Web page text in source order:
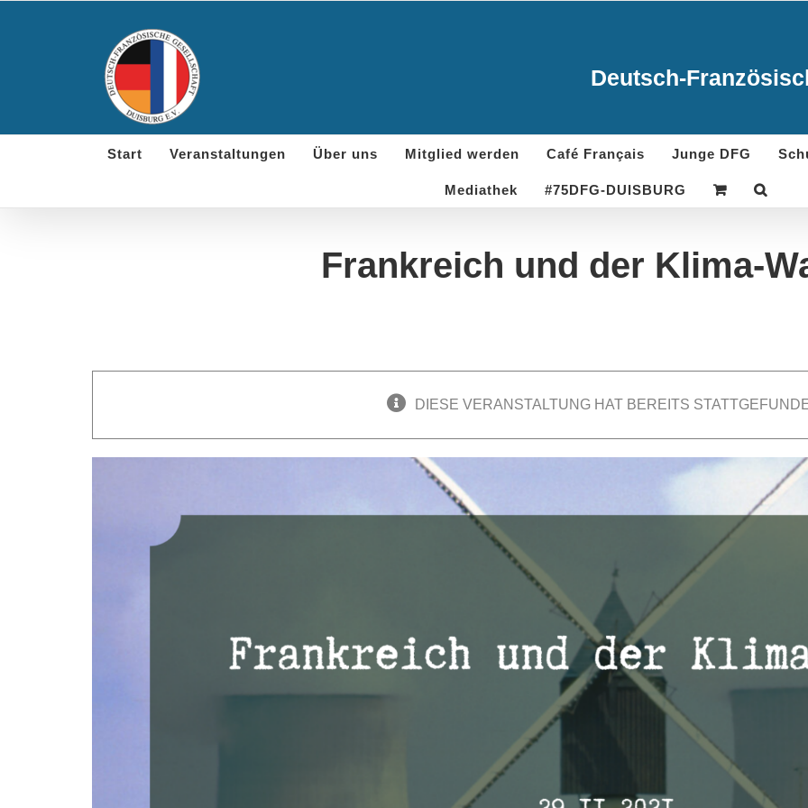
Deutsch-
Start Veranstaltungen Über uns Mitglied werden Café Français Junge DFG
Mediathek #75DFG-DUISBURG
Frankreich und der Klima-
DIESE VERANSTALTUNG HAT BEREITS